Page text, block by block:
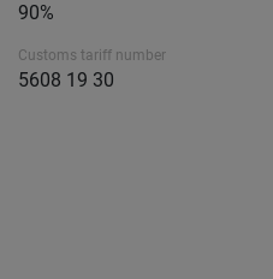
90%
Customs tariff number
5608 19 30